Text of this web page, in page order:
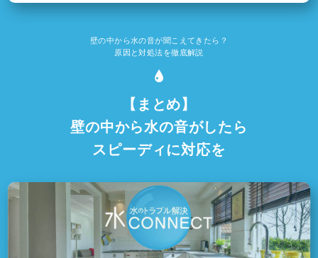
壁の中から水の音が聞こえてきたら？
原因と対処法を徹底解説
【まとめ】
壁の中から水の音がしたら
スピーディに対応を